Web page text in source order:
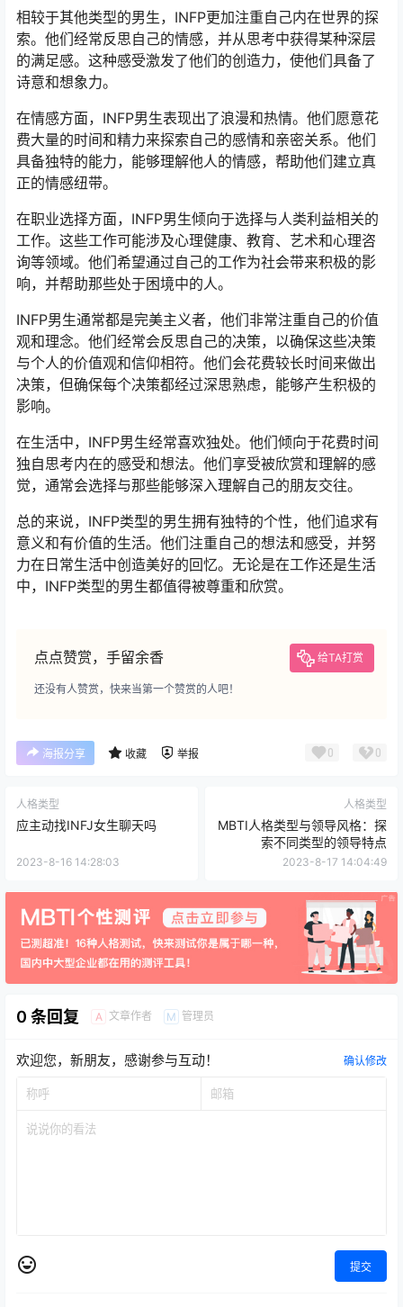
相较于其他类型的男生，INFP更加注重自己内在世界的探
索。他们经常反思自己的情感，并从思考中获得某种深层
的满足感。这种感受激发了他们的创造力，使他们具备了
诗意和想象力。
在情感方面，INFP男生表现出了浪漫和热情。他们愿意花
费大量的时间和精力来探索自己的感情和亲密关系。他们
具备独特的能力，能够理解他人的情感，帮助他们建立真
正的情感纽带。
在职业选择方面，INFP男生倾向于选择与人类利益相关的
工作。这些工作可能涉及心理健康、教育、艺术和心理咨
询等领域。他们希望通过自己的工作为社会带来积极的影
响，并帮助那些处于困境中的人。
INFP男生通常都是完美主义者，他们非常注重自己的价值
观和理念。他们经常会反思自己的决策，以确保这些决策
与个人的价值观和信仰相符。他们会花费较长时间来做出
决策，但确保每个决策都经过深思熟虑，能够产生积极的
影响。
在生活中，INFP男生经常喜欢独处。他们倾向于花费时间
独自思考内在的感受和想法。他们享受被欣赏和理解的感
觉，通常会选择与那些能够深入理解自己的朋友交往。
总的来说，INFP类型的男生拥有独特的个性，他们追求有
意义和有价值的生活。他们注重自己的想法和感受，并努
力在日常生活中创造美好的回忆。无论是在工作还是生活
中，INFP类型的男生都值得被尊重和欣赏。
点点赞赏，手留余香 给TA打赏
还没有人赞赏，快来当第一个赞赏的人吧！
海报分享 收藏 举报 0 0
人格类型
应主动找INFJ女生聊天吗
2023-8-16 14:28:03
人格类型
MBTI人格类型与领导风格：探
索不同类型的领导特点
2023-8-17 14:04:49
0 条回复 A 文章作者 M 管理员
欢迎您，新朋友，感谢参与互动！ 确认修改
提交